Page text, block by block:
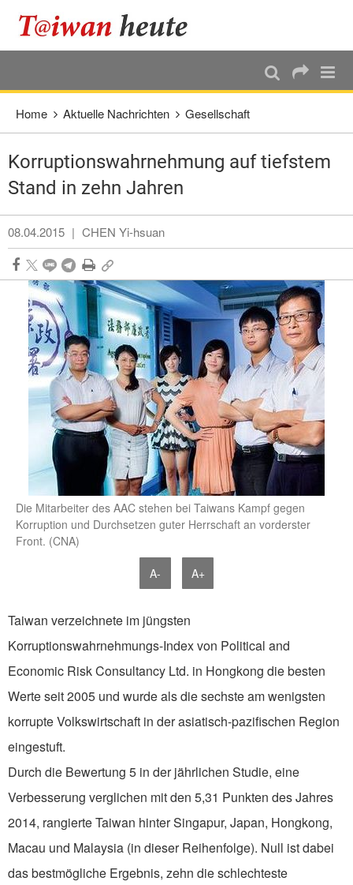
Direkt weiter zum Haupt-Inhalt
Home Aktuelle Nachrichten Gesellschaft
Korruptionswahrnehmung auf tiefstem
Stand in zehn Jahren
08.04.2015 | CHEN Yi-hsuan
Die Mitarbeiter des AAC stehen bei Taiwans Kampf gegen
Korruption und Durchsetzen guter Herrschaft an vorderster
Front. (CNA)
A- A+
Taiwan verzeichnete im jüngsten
Korruptionswahrnehmungs-Index von Political and
Economic Risk Consultancy Ltd. in Hongkong die besten
Werte seit 2005 und wurde als die sechste am wenigsten
korrupte Volkswirtschaft in der asiatisch-pazifischen Region
eingestuft.
Durch die Bewertung 5 in der jährlichen Studie, eine
Verbesserung verglichen mit den 5,31 Punkten des Jahres
2014, rangierte Taiwan hinter Singapur, Japan, Hongkong,
Macau und Malaysia (in dieser Reihenfolge). Null ist dabei
das bestmögliche Ergebnis, zehn die schlechteste